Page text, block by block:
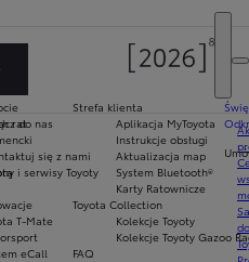
do nas
się z nami
i serwisy Toyoty
T-Mate
eCall
rat
Strefa klienta
Aplikacja MyToyota
Instrukcje obsługi
Aktualizacja map
System Bluetooth®
Karty Ratownicze
Toyota Collection
Kolekcje Toyoty
Kolekcje Toyoty Gazoo
FAQ